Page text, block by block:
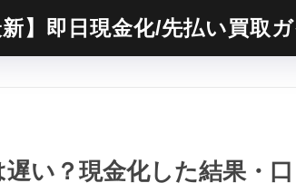
新】即日現金化/先払い買取
い？現金化した結果・